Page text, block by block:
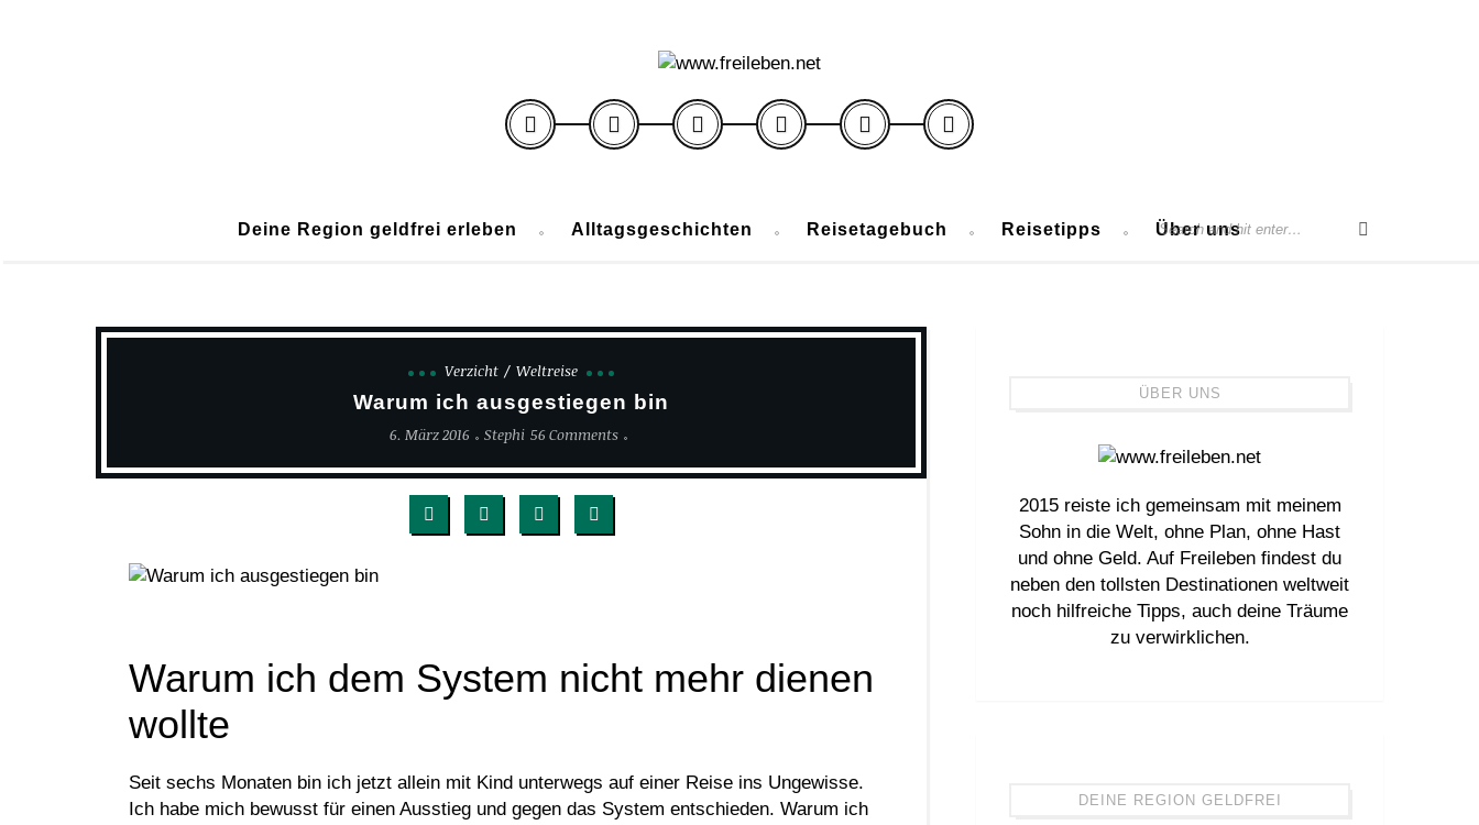
Deine Region geldfrei erleben Alltagsgeschichten Reisetagebuch Reisetipps Über uns
Verzicht Weltreise
Warum ich ausgestiegen bin
6. März 2016 Stephi 56 Comments
Warum ich dem System nicht mehr dienen
wollte
Seit sechs Monaten bin ich jetzt allein mit Kind unterwegs auf einer Reise ins Ungewisse.
Ich habe mich bewusst für einen Ausstieg und gegen das System entschieden. Warum ich
ÜBER UNS
2015 reiste ich gemeinsam mit meinem
Sohn in die Welt, ohne Plan, ohne Hast
und ohne Geld. Auf Freileben findest du
neben den tollsten Destinationen weltweit
noch hilfreiche Tipps, auch deine Träume
zu verwirklichen.
DEINE REGION GELDFREI